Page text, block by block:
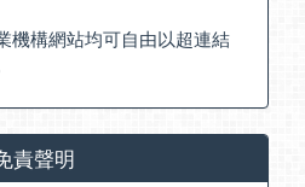
機構網站均可自由以超連結
責聲明